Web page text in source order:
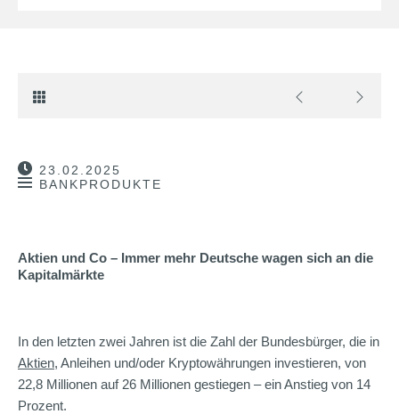
23.02.2025
BANKPRODUKTE
Aktien und Co – Immer mehr Deutsche wagen sich an die
Kapitalmärkte
In den letzten zwei Jahren ist die Zahl der Bundesbürger, die in
Aktien, Anleihen und/oder Kryptowährungen investieren, von
22,8 Millionen auf 26 Millionen gestiegen – ein Anstieg von 14
Prozent.